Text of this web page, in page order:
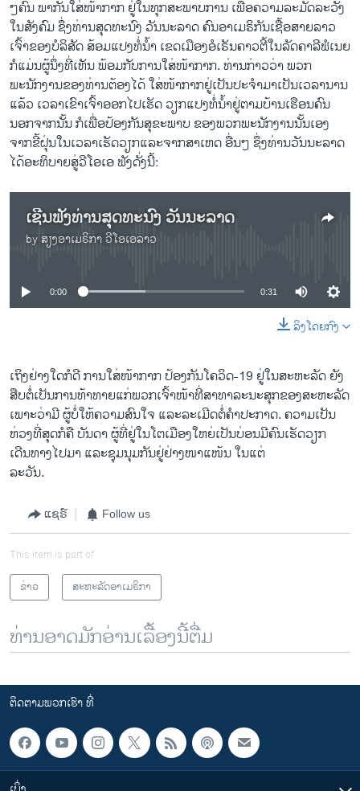
ໆຄົນ ພາກັນໃສ່ໜ້າກາກ ຢູ່ໃນທຸກສະພາບການ ເພື່ອຄວາມລະມັດລະວັງ
ໃນສັງຄົມ ຊຶ່ງທ່ານສຸດທະນົງ ວັນນະລາດ ຄົນອາເມຣິກັນເຊື້ອສາຍລາວ
ເຈົ້າຂອງບໍລິສັດ ສ້ອມແປງທໍ່ນໍ້າ ເຂດເມືອງອໍເຣັນຄາວຕີ້ໃນລັດຄາລີຟໍເນຍ
ກໍແມ່ນຜູ້ນຶ່ງທີ່ເຫັນ ພ້ອມກັບການໃສ່ໜ້າກາກ. ທ່ານກ່າວວ່າ ພວກ
ພະນັກງານຂອງທ່ານຕ້ອງໄດ້ ໃສ່ໜ້າກາກຢູ່ເປັນປະຈຳມາເປັນເວລານານ
ແລ້ວ ເວລາເຂົາເຈົ້າອອກໄປເຮັດ ວຽກແປງທໍ່ນໍ້າຢູ່ຕາມບ້ານເຮືອນຄົນ
ນອກຈາກນັ້ນ ກໍເພື່ອປ້ອງກັນສຸຂະພາບ ຂອງພວກພະນັກງານນັ້ນເອງ
ຈາກຂີ້ຝຸ່ນໃນເວລາເຮັດວຽກແລະຈາກສາເຫດ ອື່ນໆ ຊຶ່ງທ່ານວັນນະລາດ
ໄດ້ອະທິບາຍສູ່ວີໂອເອ ຟັງດັ່ງນີ້:
ເຊີນຟັງທ່ານສຸດທະນົງ ວັນນະລາດ
by ສຽງອາເມຣິກາ ວີໂອເອລາວ
No media source currently available
0:00 0:31
ລິງໂດຍກົງ
ເຖິງຢ່າງໃດກໍດີ ການໃສ່ໜ້າກາກ ປ້ອງກັນໂຄວິດ-19 ຢູ່ໃນສະຫະລັດ ຍັງ
ສືບຕໍ່ເປັນການທ້າທາຍແກ່ພວກເຈົ້າໜ້າທີ່ສາທາລະນະສຸກຂອງສະຫະລັດ
ເພາະວ່າມີ ຜູ້ບໍ່ໃຫ້ຄວາມສົນໃຈ ແລະລະເມີດຕໍ່ຄຳປະກາດ. ຄວາມເປັນ
ຫ່ວງທີ່ສຸດກໍຄື ບັນດາ ຜູ້ທີ່ຢູ່ໃນໂຕເມືອງໃຫຍ່ເປັນບ່ອນມີຄົນເຮັດວຽກ
ເດີນທາງໄປມາ ແລະຊຸມນຸມກັນຢູ່ຢ່າງໜາແໜ້ນ ໃນແຕ່
ລະວັນ.
ແຊຣ໌ Follow us
This item is part of
ຂ່າວ
ສະຫະລັດອາເມຣິກາ
ທ່ານອາດມັກອ່ານເລື້ອງນີ້ຕື່ມ
ຕິດຕາມພວກເຮົາ ທີ່